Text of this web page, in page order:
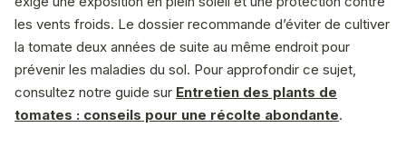
les vents froids. Le dossier recommande d’éviter de cultiver
la tomate deux années de suite au même endroit pour
prévenir les maladies du sol. Pour approfondir ce sujet,
consultez notre guide sur Entretien des plants de
tomates : conseils pour une récolte abondante.